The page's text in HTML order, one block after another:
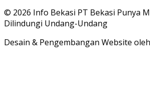
© 2026 Info Bekasi PT Bekasi Punya
Dilindungi Undang-Undang
Desain & Pengembangan Website oleh